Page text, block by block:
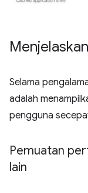
Selama
adalah
pengguna
Pemuatan
lain